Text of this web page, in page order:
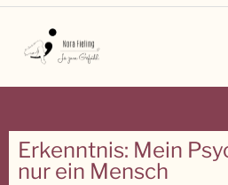
Zum
springen
Erkenntnis: Mein
nur ein Mensch